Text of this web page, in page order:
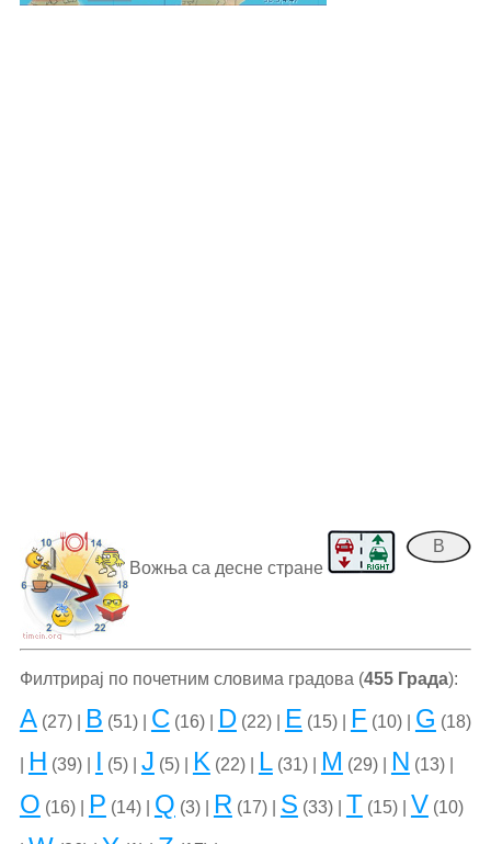
B
Вожња са десне стране
Филтрирај по почетним словима градова (455 Града):
A(27) | B (51) | C (16) | D(22) | E (15) | F (10) | G (18)
H (39) | I (5) | J (5) | K (22) | L(31) | M (29) | N (13) |
O (16) | P (14) | Q (3) | R (17) | S (33) | T (15) | V (10)